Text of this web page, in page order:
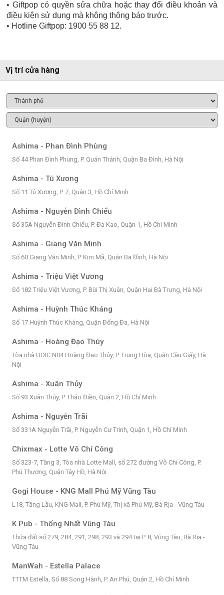
• Giftpop có quyền sửa chữa hoặc thay đổi điều khoản và
điều kiện sử dụng mà không thông báo trước.
• Hotline Giftpop: 1900 55 88 12.
Vị trí cửa hàng
Ashima - Phan Đình Phùng
Số 44 Phan Đình Phùng, P. Quán Thánh, Quận Ba Đình, Hà Nội
Ashima - Tú Xương
Số 11 Tú Xương, P. 7, Quận 3, Hồ Chí Minh
Ashima - Nguyễn Đình Chiểu
Số 35A Nguyễn Đình Chiểu, P. Đa Kao, Quận 1, Hồ Chí Minh
Ashima - Giang Văn Minh
Số 60 Giang Văn Minh, P. Kim Mã, Quận Ba Đình, Hà Nội
Ashima - Triệu Việt Vương
Số 182 Triệu Việt Vương, P. Bùi Thị Xuân, Quận Hai Bà Trưng, Hà Nội
Ashima - Huỳnh Thúc Kháng
Số 17 Huỳnh Thúc Kháng, Quận Đống Đa, Hà Nội
Ashima - Hoàng Đạo Thúy
Tòa nhà UDIC N04 Hoàng Đạo Thúy, P. Trung Hòa, Quận Cầu Giấy, Hà
Nội
Ashima - Xuân Thủy
Số 93 Xuân Thủy, P. Thảo Điền, Quận 2, Hồ Chí Minh
Ashima - Nguyễn Trãi
Số 331A Nguyễn Trãi, P. Nguyễn Cư Trinh, Quận 1, Hồ Chí Minh
Chixmax - Lotte Võ Chí Công
Số 323-7, Tầng 3, Tòa nhà Lotte Mall, số 272 đường Võ Chí Công, P.
Phú Thượng, Quận Tây Hồ, Hà Nội
Gogi House - KNG Mall Phú Mỹ Vũng Tàu
L18, Tầng Lầu, KNG Mall, P. Phú Mỹ, Thị xã Phú Mỹ, Bà Rịa - Vũng Tàu
K Pub - Thống Nhất Vũng Tàu
Thửa đất số 279, 284, 291, 298, 293 và 294 tại P. 8, Vũng Tàu, Bà Rịa -
Vũng Tàu
ManWah - Estella Palace
TTTM Estella, Số 88 Song Hành, P. An Phú, Quận 2, Hồ Chí Minh